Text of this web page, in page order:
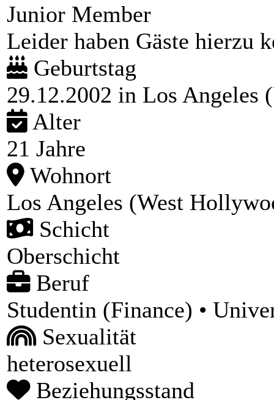
Junior Member
Leider haben Gäste hierzu
Geburtstag
29.12.2002 in Los Angeles
Alter
21 Jahre
Wohnort
Los Angeles (West
Schicht
Oberschicht
Beruf
Studentin (Finance) •
Sexualität
heterosexuell
Beziehungsstand